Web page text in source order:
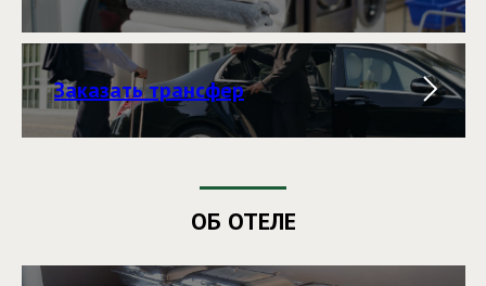
Заказать трансфер
ОБ ОТЕЛЕ